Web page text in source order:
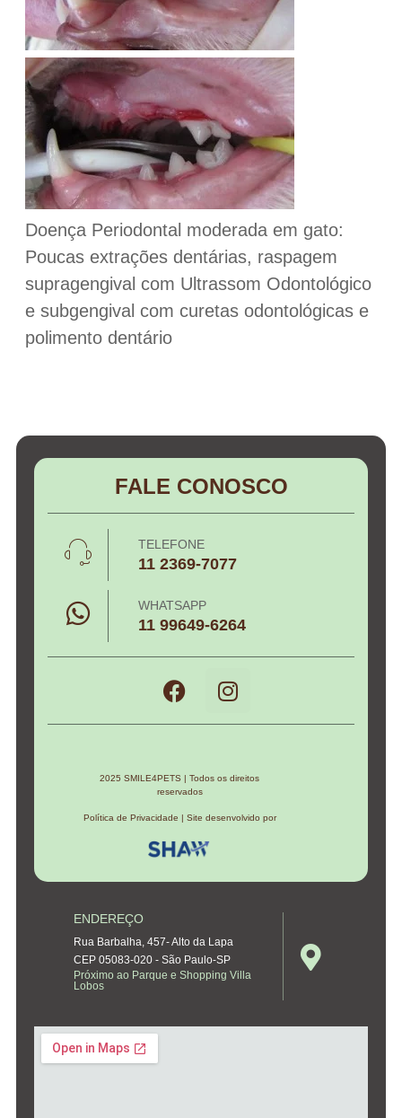
Doença Periodontal moderada em gato:
Poucas extrações dentárias, raspagem
supragengival com Ultrassom Odontológico
e subgengival com curetas odontológicas e
polimento dentário
FALE CONOSCO
TELEFONE
11 2369-7077
WHATSAPP
11 99649-6264
2025 SMILE4PETS | Todos os direitos
reservados
Política de Privacidade | Site desenvolvido por
ENDEREÇO
Rua Barbalha, 457- Alto da Lapa
CEP 05083-020 - São Paulo-SP
Próximo ao Parque e Shopping Villa
Lobos